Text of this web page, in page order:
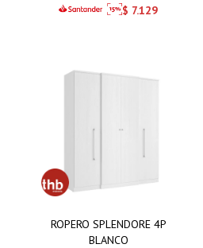
$ 7.129
ROPERO SPLENDORE 4P
BLANCO